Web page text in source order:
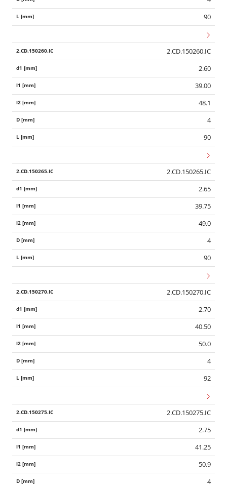
90
2.CD.150260.IC
2.60
39.00
48.1
4
90
2.CD.150265.IC
2.65
39.75
49.0
4
90
2.CD.150270.IC
2.70
40.50
50.0
4
92
2.CD.150275.IC
2.75
41.25
50.9
4